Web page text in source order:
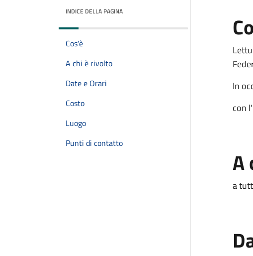
INDICE DELLA PAGINA
Cos'è
A chi è rivolto
Date e Orari
Costo
Luogo
Punti di contatto
In
con
A
a